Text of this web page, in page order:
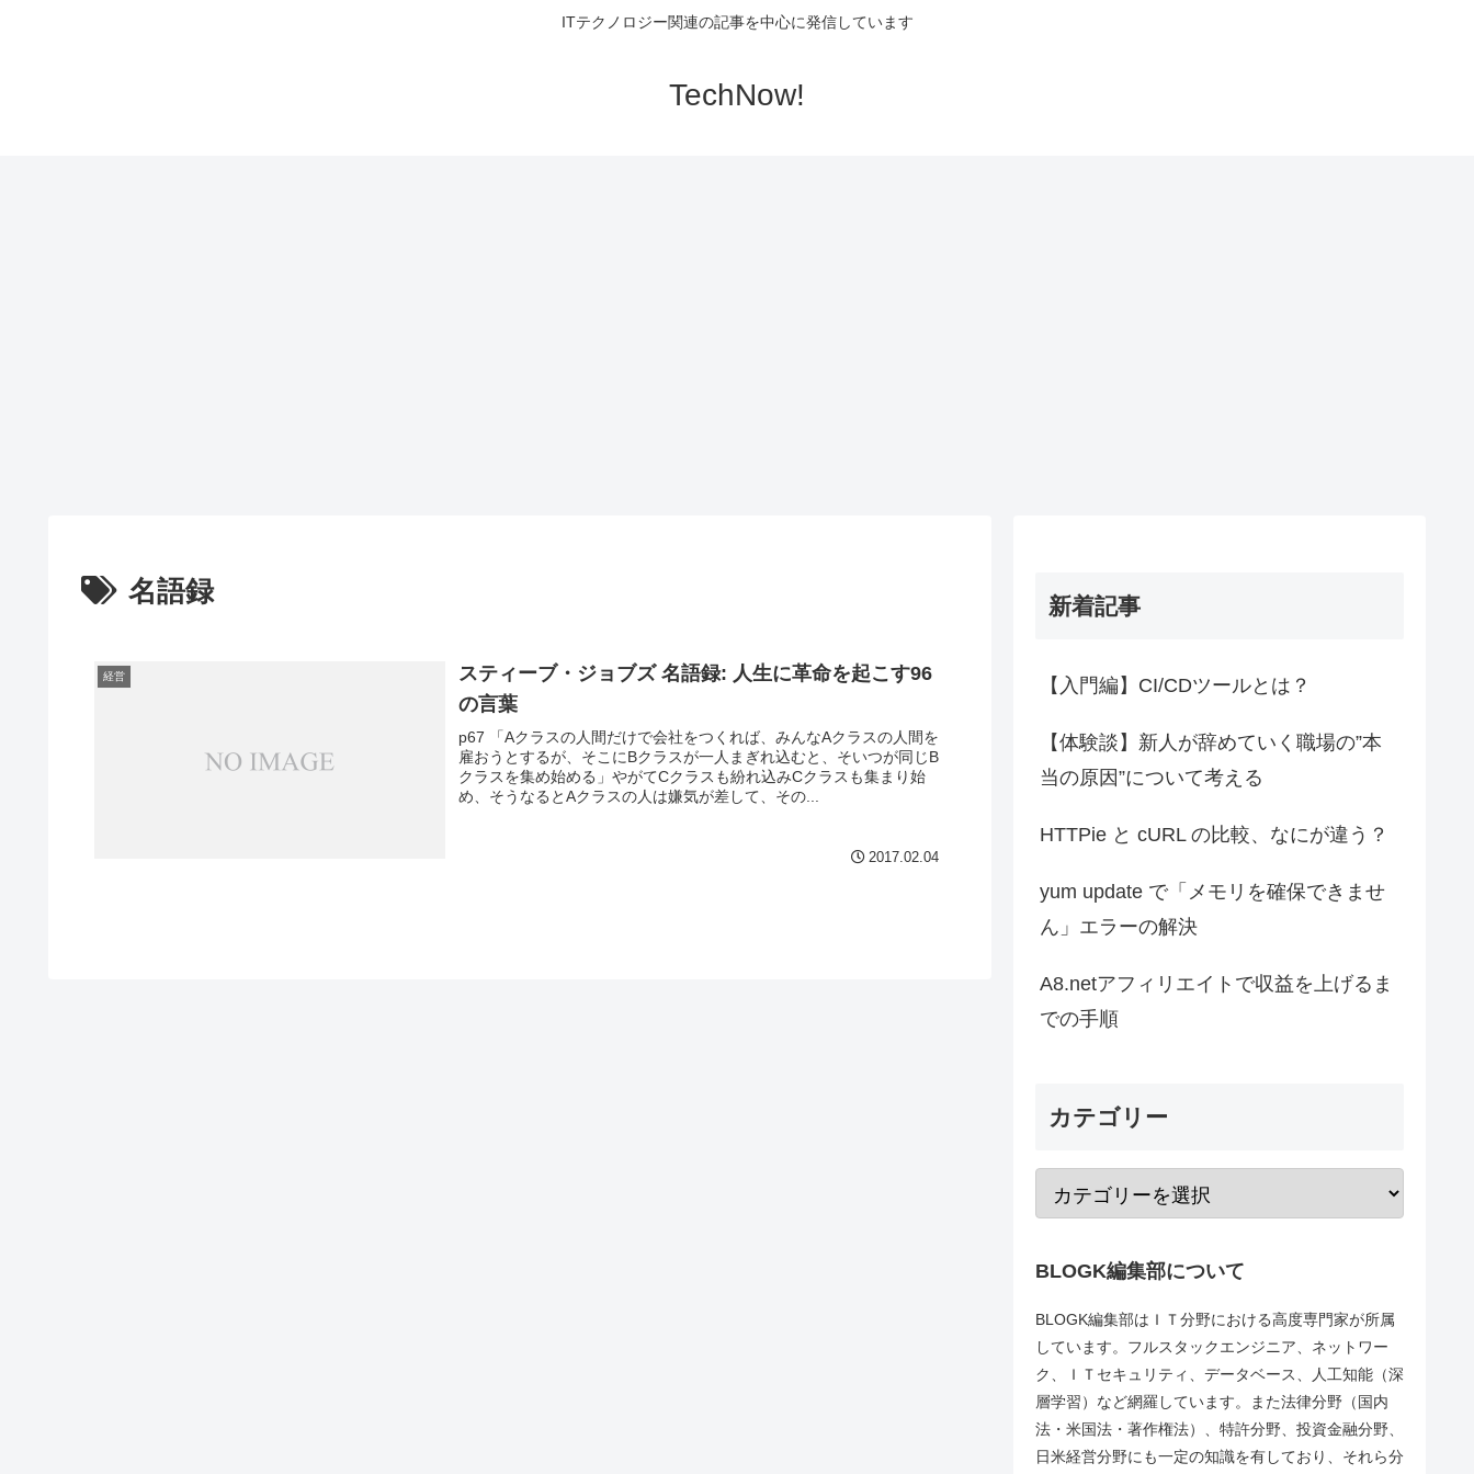
ITテクノロジー関連の記事を中心に発信しています
TechNow!
名語録
経営
スティーブ・ジョブズ 名語録: 人生に革命を起こす96
の言葉
p67 「Aクラスの人間だけで会社をつくれば、みんなAクラスの人間を
雇おうとするが、そこにBクラスが一人まぎれ込むと、そいつが同じB
クラスを集め始める」やがてCクラスも紛れ込みCクラスも集まり始
め、そうなるとAクラスの人は嫌気が差して、その...
2017.02.04
新着記事
【入門編】CI/CDツールとは？
【体験談】新人が辞めていく職場の”本
当の原因”について考える
HTTPie と cURL の比較、なにが違う？
yum update で「メモリを確保できませ
ん」エラーの解決
A8.netアフィリエイトで収益を上げるま
での手順
カテゴリー
BLOGK編集部について
BLOGK編集部はＩＴ分野における高度専門家が所属
しています。フルスタックエンジニア、ネットワー
ク、ＩＴセキュリティ、データベース、人工知能（深
層学習）など網羅しています。また法律分野（国内
法・米国法・著作権法）、特許分野、投資金融分野、
日米経営分野にも一定の知識を有しており、それら分